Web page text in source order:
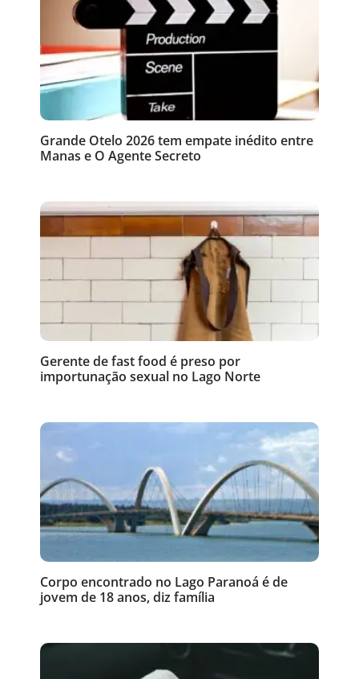
Grande Otelo 2026 tem empate inédito entre
Manas e O Agente Secreto
Gerente de fast food é preso por
importunação sexual no Lago Norte
Corpo encontrado no Lago Paranoá é de
jovem de 18 anos, diz família